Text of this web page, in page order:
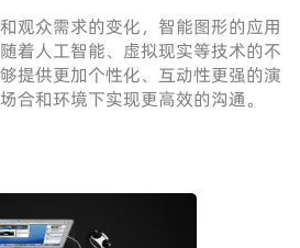
观众需求的变化，智能图形的应用
着人工智能、虚拟现实等技术的不
提供更加个性化、互动性更强的演
合和环境下实现更高效的沟通。